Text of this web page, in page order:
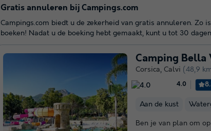
Camping Bella
Corsica, Calvi (48,9
4.0
Aan de kust
Ben je van plan om
Gratis annuleren bij Campings.com
Campings.com biedt u de zekerheid van gratis annuleren. Zo
boeken! Nadat u de boeking hebt gemaakt, kunt u tot 30